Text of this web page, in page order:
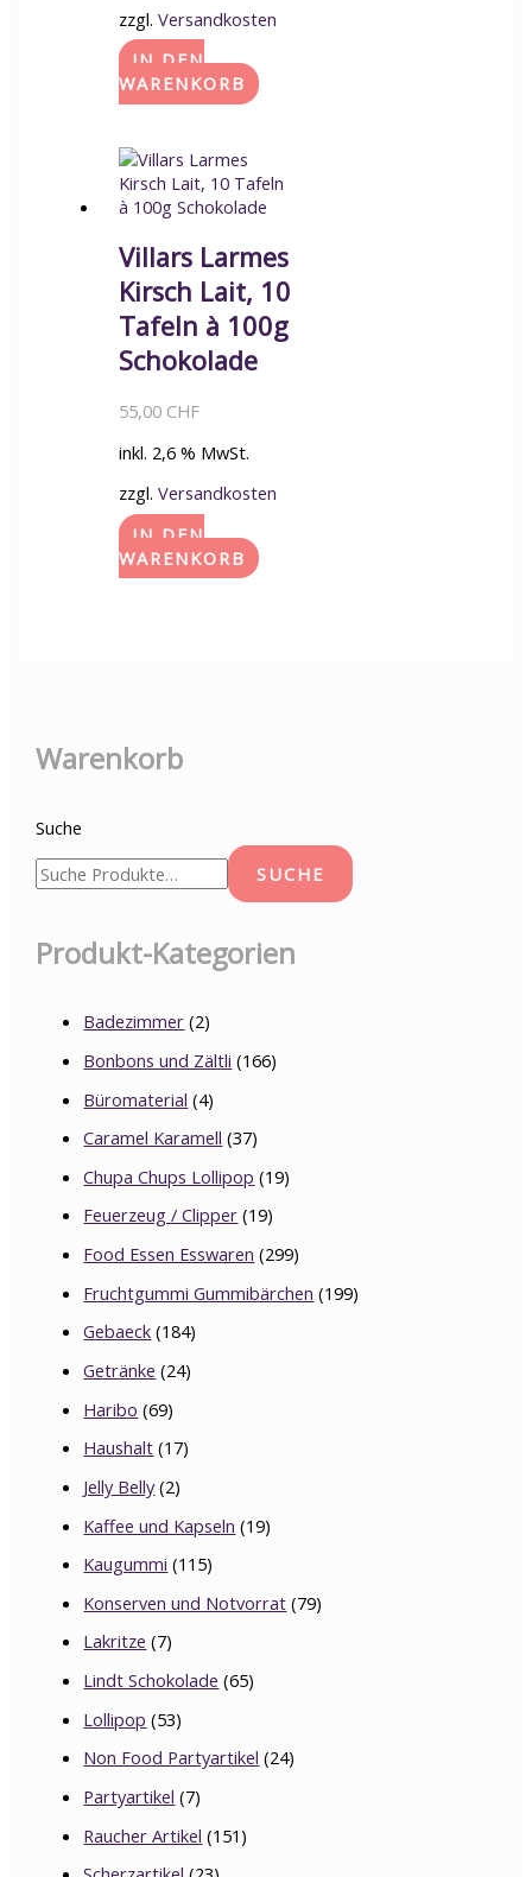
zzgl. Versandkosten
IN DEN
WARENKORB
Villars Larmes
Kirsch Lait, 10
Tafeln à 100g
Schokolade
55,00 CHF
inkl. 2,6 % MwSt.
zzgl. Versandkosten
IN DEN
WARENKORB
Warenkorb
Suche
SUCHE
Produkt-Kategorien
Badezimmer (2)
Bonbons und Zältli (166)
Büromaterial (4)
Caramel Karamell (37)
Chupa Chups Lollipop (19)
Feuerzeug / Clipper (19)
Food Essen Esswaren (299)
Fruchtgummi Gummibärchen (199)
Gebaeck (184)
Getränke (24)
Haribo (69)
Haushalt (17)
Jelly Belly (2)
Kaffee und Kapseln (19)
Kaugummi (115)
Konserven und Notvorrat (79)
Lakritze (7)
Lindt Schokolade (65)
Lollipop (53)
Non Food Partyartikel (24)
Partyartikel (7)
Raucher Artikel (151)